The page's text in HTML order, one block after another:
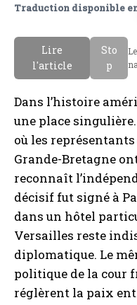
Traduction disponible
Lire
l'article
Sto
p
Dans l’histoire
une place singulière.
où les
Grande-Bretagne
reconnaît
décisif fut signé à
dans un hôtel
Versailles reste
diplomatique. Le
politique de la cour
réglèrent la paix